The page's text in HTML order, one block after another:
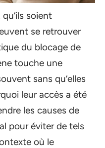
soient
se retrouver
du blocage de
touche une
sans qu’elles
leur accès a été
les causes de
pour éviter de tels
où le